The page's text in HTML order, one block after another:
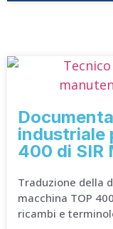
industriale
400 di SIR
Traduzione della
macchina TOP
ricambi e